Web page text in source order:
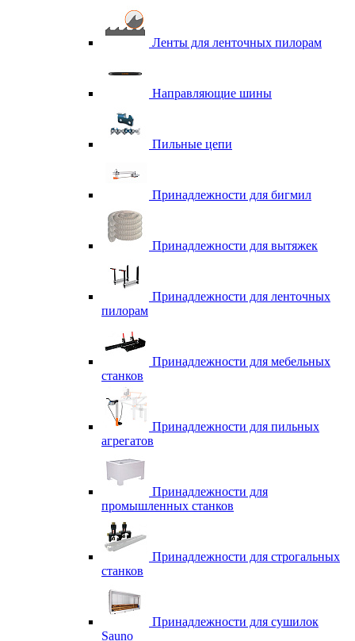
Ленты для ленточных пилорам
Направляющие шины
Пильные цепи
Принадлежности для бигмил
Принадлежности для вытяжек
Принадлежности для ленточных
пилорам
Принадлежности для мебельных
станков
Принадлежности для пильных
агрегатов
Принадлежности для
промышленных станков
Принадлежности для строгальных
станков
Принадлежности для сушилок
Sauno